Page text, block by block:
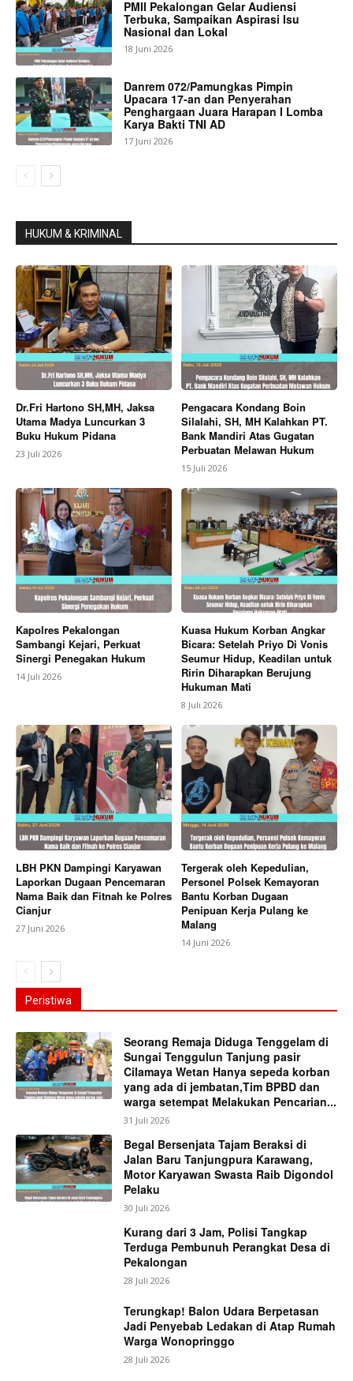
PMII Pekalongan Gelar Audiensi
Terbuka, Sampaikan Aspirasi Isu
Nasional dan Lokal
18 Juni 2026
Danrem 072/Pamungkas Pimpin
Upacara 17-an dan Penyerahan
Penghargaan Juara Harapan I Lomba
Karya Bakti TNI AD
17 Juni 2026
HUKUM & KRIMINAL
Dr.Fri Hartono SH,MH, Jaksa
Utama Madya Luncurkan 3
Buku Hukum Pidana
23 Juli 2026
Pengacara Kondang Boin
Silalahi, SH, MH Kalahkan PT.
Bank Mandiri Atas Gugatan
Perbuatan Melawan Hukum
15 Juli 2026
Kapolres Pekalongan
Sambangi Kejari, Perkuat
Sinergi Penegakan Hukum
14 Juli 2026
Kuasa Hukum Korban Angkar
Bicara: Setelah Priyo Di Vonis
Seumur Hidup, Keadilan untuk
Ririn Diharapkan Berujung
Hukuman Mati
8 Juli 2026
LBH PKN Dampingi Karyawan
Laporkan Dugaan Pencemaran
Nama Baik dan Fitnah ke Polres
Cianjur
27 Juni 2026
Tergerak oleh Kepedulian,
Personel Polsek Kemayoran
Bantu Korban Dugaan
Penipuan Kerja Pulang ke
Malang
14 Juni 2026
Peristiwa
Seorang Remaja Diduga Tenggelam di
Sungai Tenggulun Tanjung pasir
Cilamaya Wetan Hanya sepeda korban
yang ada di jembatan,Tim BPBD dan
warga setempat Melakukan Pencarian...
31 Juli 2026
Begal Bersenjata Tajam Beraksi di
Jalan Baru Tanjungpura Karawang,
Motor Karyawan Swasta Raib Digondol
Pelaku
30 Juli 2026
Kurang dari 3 Jam, Polisi Tangkap
Terduga Pembunuh Perangkat Desa di
Pekalongan
28 Juli 2026
Terungkap! Balon Udara Berpetasan
Jadi Penyebab Ledakan di Atap Rumah
Warga Wonopringgo
28 Juli 2026